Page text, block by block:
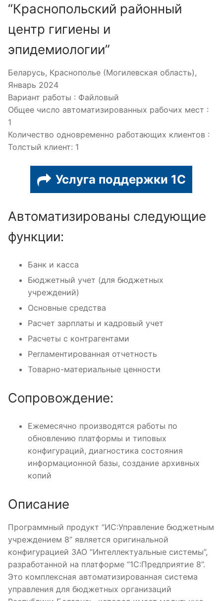
“Краснопольский районный
центр гигиены и
эпидемиологии”
Беларусь, Краснополье (Могилевская область),
Январь 2024
Вариант работы : Файловый
Общее число автоматизированных рабочих мест :
1
Количество одновременно работающих клиентов :
Толстый клиент: 1
Услуга поддержки 1С
Автоматизированы следующие
функции:
Банк и касса
Бюджетный учет (для бюджетных
учреждений)
Основные средства
Расчет зарплаты и кадровый учет
Расчеты с контрагентами
Регламентированная отчетность
Товарно-материальные ценности
Сопровождение:
Ежемесячно производятся работы по
обновлению платформы и типовых
конфигураций, диагностика состояния
информационной базы, создание архивных
копий
Описание
Программный продукт “ИС:Управление бюджетным
учреждением 8” является оригинальной
конфигурацией ЗАО “Интеллектуальные системы”,
разработанной на платформе “1С:Предприятие 8”.
Это комплексная автоматизированная система
управления для бюджетных организаций